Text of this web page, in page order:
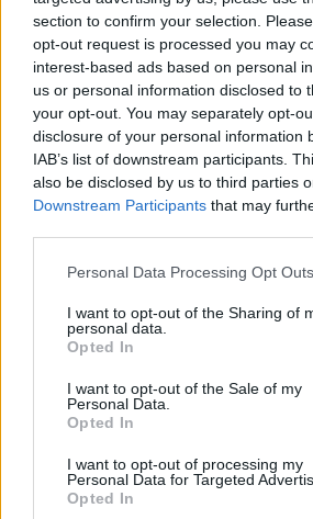
section to confirm your selection.
opt-out request is processed you may
interest-based ads based on personal
us or personal information disclosed to
your opt-out. You may separately opt-
disclosure of your personal information
IAB’s list of downstream participants.
also be disclosed by us to third parties
Downstream Participants that may
Personal Data Processing Opt Outs
I want to opt-out of the Sharing of
personal data.
Opted In
I want to opt-out of the Sale of my
Personal Data.
Opted In
I want to opt-out of processing my
Personal Data for Targeted
Opted In
Πάνω από 400.000 ζώα θανατώθηκαν σε 17 μήνες
HS Team
Δείτε